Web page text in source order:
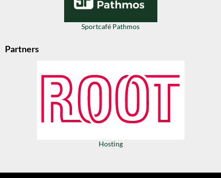
Sportcafé Pathmos
Partners
Hosting